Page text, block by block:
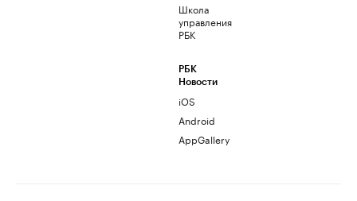
Школа
управления
РБК
РБК
Новости
iOS
Android
AppGallery